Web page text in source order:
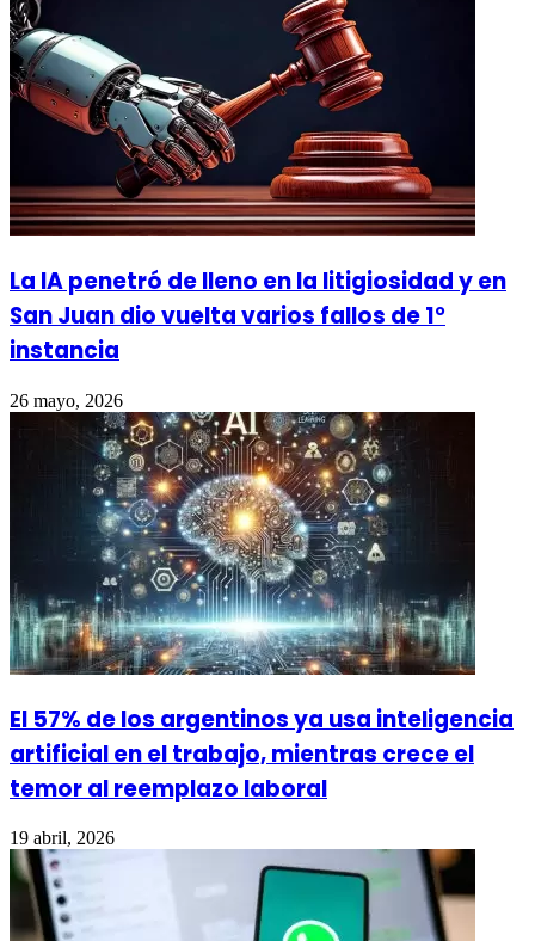
La IA penetró de lleno en la litigiosidad y en
San Juan dio vuelta varios fallos de 1°
instancia
26 mayo, 2026
El 57% de los argentinos ya usa inteligencia
artificial en el trabajo, mientras crece el
temor al reemplazo laboral
19 abril, 2026